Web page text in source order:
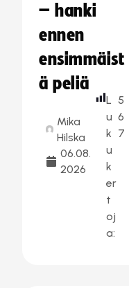
– hanki
ennen
ensimmäist
ä peliä
Mika
Hilska
06.08.
2026
L
u
k
u
k
er
t
oj
a:
5
6
7